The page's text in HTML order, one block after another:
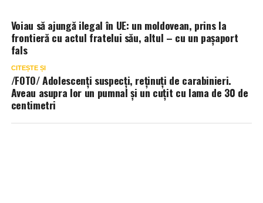
Voiau să ajungă ilegal în UE: un moldovean, prins la
frontieră cu actul fratelui său, altul – cu un pașaport
fals
CITEȘTE ȘI
/FOTO/ Adolescenți suspecți, reținuți de carabinieri.
Aveau asupra lor un pumnal și un cuțit cu lama de 30 de
centimetri